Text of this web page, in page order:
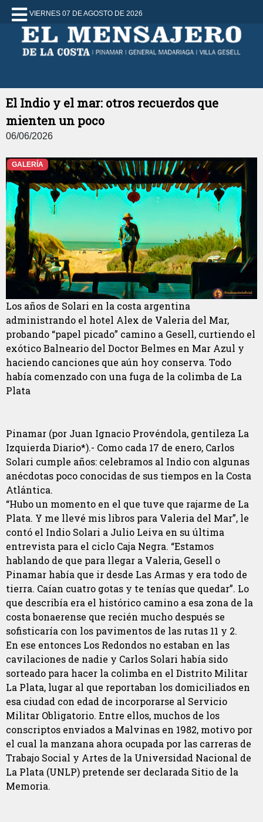
VIERNES 07 DE AGOSTO DE 2026
El Indio y el mar: otros recuerdos que
mienten un poco
06/06/2026
GALERÍA
Los años de Solari en la costa argentina
administrando el hotel Alex de Valeria del Mar,
probando “papel picado” camino a Gesell, curtiendo el
exótico Balneario del Doctor Belmes en Mar Azul y
haciendo canciones que aún hoy conserva. Todo
había comenzado con una fuga de la colimba de La
Plata
Pinamar (por Juan Ignacio Provéndola, gentileza La
Izquierda Diario*).- Como cada 17 de enero, Carlos
Solari cumple años: celebramos al Indio con algunas
anécdotas poco conocidas de sus tiempos en la Costa
Atlántica.
“Hubo un momento en el que tuve que rajarme de La
Plata. Y me llevé mis libros para Valeria del Mar”, le
contó el Indio Solari a Julio Leiva en su última
entrevista para el ciclo Caja Negra. “Estamos
hablando de que para llegar a Valeria, Gesell o
Pinamar había que ir desde Las Armas y era todo de
tierra. Caían cuatro gotas y te tenías que quedar”. Lo
que describía era el histórico camino a esa zona de la
costa bonaerense que recién mucho después se
sofisticaría con los pavimentos de las rutas 11 y 2.
En ese entonces Los Redondos no estaban en las
cavilaciones de nadie y Carlos Solari había sido
sorteado para hacer la colimba en el Distrito Militar
La Plata, lugar al que reportaban los domiciliados en
esa ciudad con edad de incorporarse al Servicio
Militar Obligatorio. Entre ellos, muchos de los
conscriptos enviados a Malvinas en 1982, motivo por
el cual la manzana ahora ocupada por las carreras de
Trabajo Social y Artes de la Universidad Nacional de
La Plata (UNLP) pretende ser declarada Sitio de la
Memoria.